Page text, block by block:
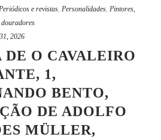
e revistas, Personalidades, Pintores,
2026
DE O CAVALEIRO
1,
BENTO,
DE ADOLFO
MÜLLER,